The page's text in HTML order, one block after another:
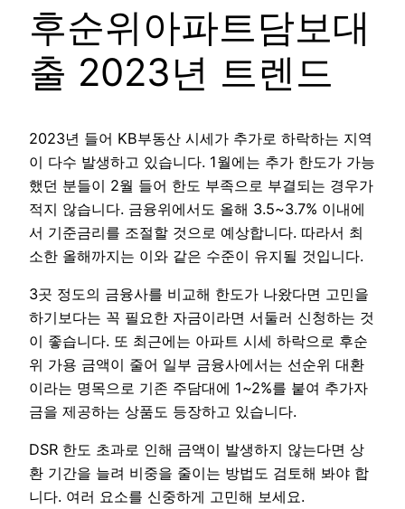
후순위아파트담보대
출 2023년 트렌드
2023년 들어 KB부동산 시세가 추가로 하락하는 지역
이 다수 발생하고 있습니다. 1월에는 추가 한도가 가능
했던 분들이 2월 들어 한도 부족으로 부결되는 경우가
적지 않습니다. 금융위에서도 올해 3.5~3.7% 이내에
서 기준금리를 조절할 것으로 예상합니다. 따라서 최
소한 올해까지는 이와 같은 수준이 유지될 것입니다.
3곳 정도의 금융사를 비교해 한도가 나왔다면 고민을
하기보다는 꼭 필요한 자금이라면 서둘러 신청하는 것
이 좋습니다. 또 최근에는 아파트 시세 하락으로 후순
위 가용 금액이 줄어 일부 금융사에서는 선순위 대환
이라는 명목으로 기존 주담대에 1~2%를 붙여 추가자
금을 제공하는 상품도 등장하고 있습니다.
DSR 한도 초과로 인해 금액이 발생하지 않는다면 상
환 기간을 늘려 비중을 줄이는 방법도 검토해 봐야 합
니다. 여러 요소를 신중하게 고민해 보세요.